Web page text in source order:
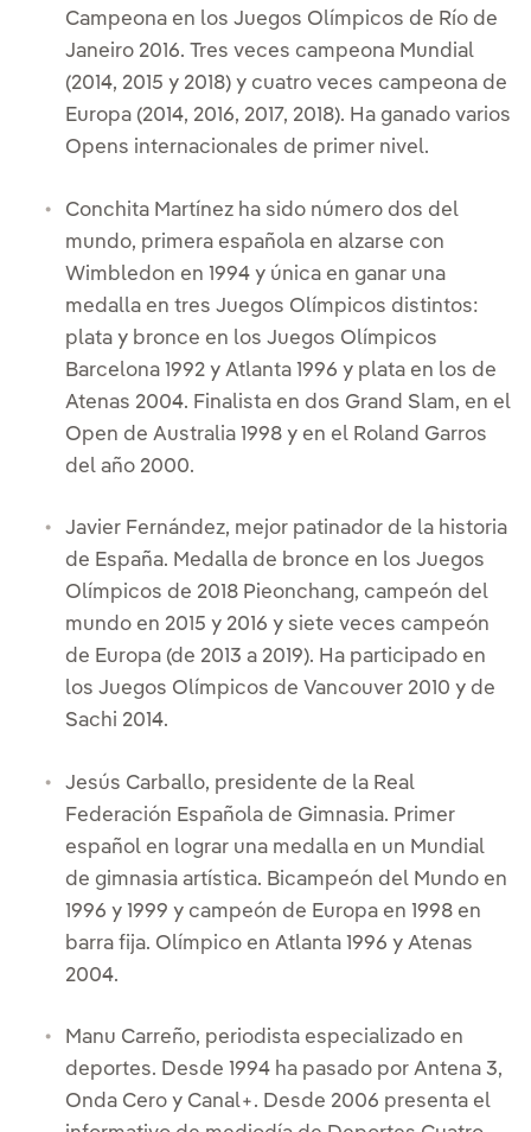
Campeona en los Juegos Olímpicos de Río de
Janeiro 2016. Tres veces campeona Mundial
(2014, 2015 y 2018) y cuatro veces campeona de
Europa (2014, 2016, 2017, 2018). Ha ganado varios
Opens internacionales de primer nivel.
Conchita Martínez ha sido número dos del
mundo, primera española en alzarse con
Wimbledon en 1994 y única en ganar una
medalla en tres Juegos Olímpicos distintos:
plata y bronce en los Juegos Olímpicos
Barcelona 1992 y Atlanta 1996 y plata en los de
Atenas 2004. Finalista en dos Grand Slam, en el
Open de Australia 1998 y en el Roland Garros
del año 2000.
Javier Fernández, mejor patinador de la historia
de España. Medalla de bronce en los Juegos
Olímpicos de 2018 Pieonchang, campeón del
mundo en 2015 y 2016 y siete veces campeón
de Europa (de 2013 a 2019). Ha participado en
los Juegos Olímpicos de Vancouver 2010 y de
Sachi 2014.
Jesús Carballo, presidente de la Real
Federación Española de Gimnasia. Primer
español en lograr una medalla en un Mundial
de gimnasia artística. Bicampeón del Mundo en
1996 y 1999 y campeón de Europa en 1998 en
barra fija. Olímpico en Atlanta 1996 y Atenas
2004.
Manu Carreño, periodista especializado en
deportes. Desde 1994 ha pasado por Antena 3,
Onda Cero y Canal+. Desde 2006 presenta el